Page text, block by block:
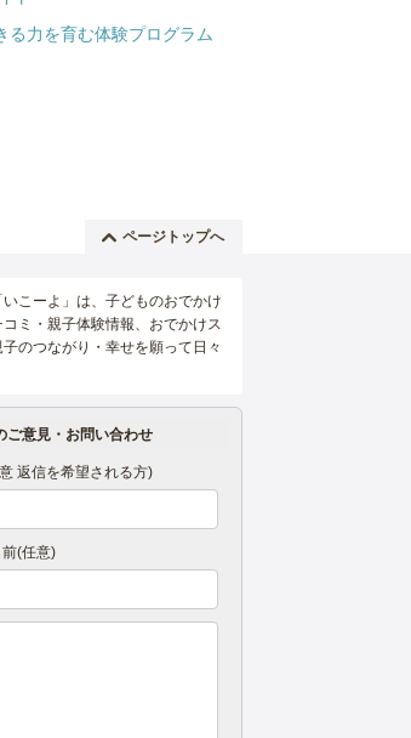
ページトップへ
こーよ」は、子どものおでかけ
ミ・親子体験情報、おでかけス
のつながり・幸せを願って日々
ご意見・お問い合わせ
返信を希望される方)
前(任意)